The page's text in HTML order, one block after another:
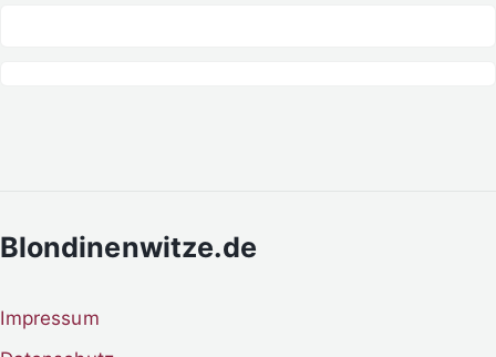
Blondinenwitze.de
Impressum